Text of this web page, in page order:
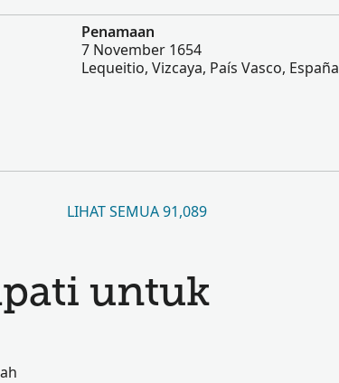
Penamaan
7 November 1654
Lequeitio, Vizcaya, País Vasco, España
LIHAT SEMUA 91,089
untuk